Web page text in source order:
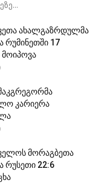
ახალგაზრდულმა
რუმინეთში 17
კარიერა
მორაგბეთა
რუსეთი 22:6